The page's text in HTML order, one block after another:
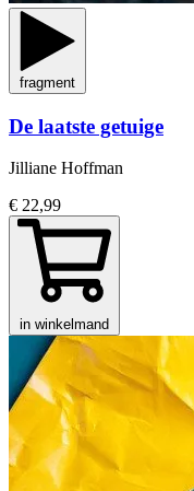
fragment
De laatste getuige
Jilliane Hoffman
€ 22,99
in winkelmand